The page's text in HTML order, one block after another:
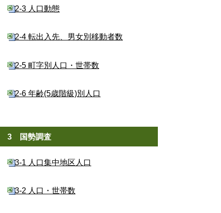
2-3 人口動態
2-4 転出入先、男女別移動者数
2-5 町字別人口・世帯数
2-6 年齢(5歳階級)別人口
3 国勢調査
3-1 人口集中地区人口
3-2 人口・世帯数